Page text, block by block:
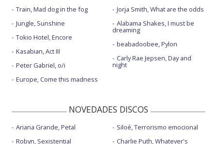
Train, Mad dog in the fog
Jungle, Sunshine
Tokio Hotel, Encore
Kasabian, Act III
Peter Gabriel, o/i
Europe, Come this madness
Jorja Smith, What are the odds
Alabama Shakes, I must be
dreaming
beabadoobee, Pylon
Carly Rae Jepsen, Day and
night
NOVEDADES DISCOS
Ariana Grande, Petal
Robyn, Sexistential
Siloé, Terrorismo emocional
Charlie Puth, Whatever's